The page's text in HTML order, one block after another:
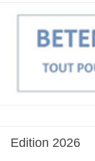
Edition 2026